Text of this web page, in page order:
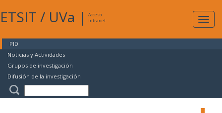
ETSIT / UVa |
Acceso
Intranet
PID
Noticias y Actividades
Grupos de investigación
Difusión de la investigación